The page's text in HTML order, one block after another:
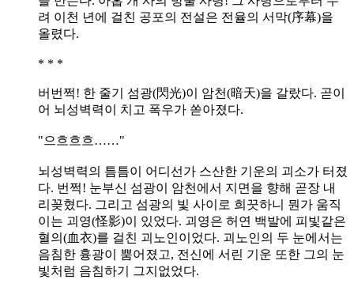
려 이천 년에 걸친 공포의 전설은 전율의 서막(序幕)을
올렸다.
* * *
버번쩍! 한 줄기 섬광(閃光)이 암천(暗天)을 갈랐다. 곧이
어 뇌성벽력이 치고 폭우가 쏟아졌다.
"으흐흐흐……"
뇌성벽력의 틈틈이 어디선가 스산한 기운의 괴소가 터졌
다. 번쩍! 눈부신 섬광이 암천에서 지면을 향해 곧장 내
리꽂혔다. 그리고 섬광의 빛 사이로 희끗하니 뭔가 움직
이는 괴영(怪影)이 있었다. 괴영은 허연 백발에 피빛같은
혈의(血衣)를 걸친 괴노인이었다. 괴노인의 두 눈에서는
음침한 흉광이 뿜어졌고, 전신에 서린 기운 또한 그의 눈
빛처럼 음침하기 그지없었다.